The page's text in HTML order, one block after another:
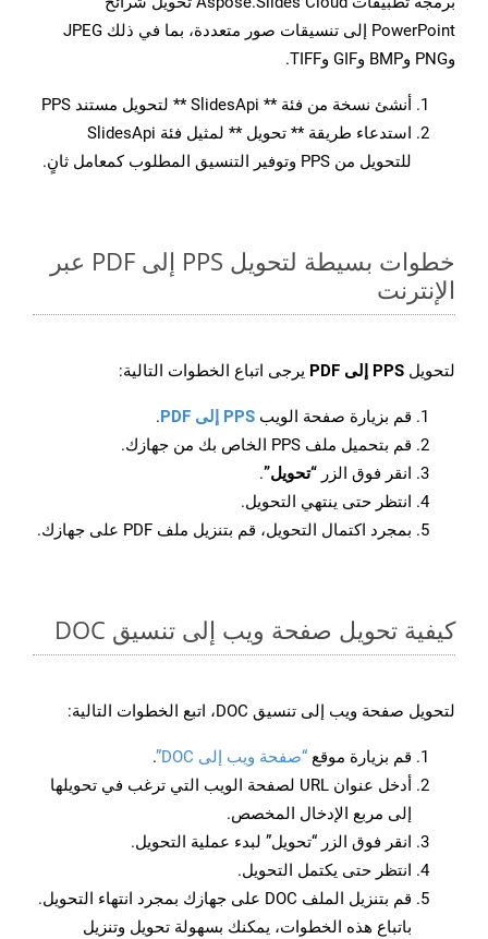
PowerPoint إلى تنسيقات صور متعددة، بما في ذلك JPEG
وPNG وBMP وGIF وTIFF.
أنشئ نسخة من فئة ** SlidesApi ** لتحويل مستند PPS
استدعاء طريقة ** تحويل ** لمثيل فئة SlidesApi
للتحويل من PPS وتوفير التنسيق المطلوب كمعامل ثانٍ.
خطوات بسيطة لتحويل PPS إلى PDF عبر
الإنترنت
لتحويل PPS إلى PDF يرجى اتباع الخطوات التالية:
قم بزيارة صفحة الويب PPS إلى PDF
.
قم بتحميل ملف PPS الخاص بك من جهازك.
انقر فوق الزر “تحويل”.
انتظر حتى ينتهي التحويل.
بمجرد اكتمال التحويل، قم بتنزيل ملف PDF على جهازك.
كيفية تحويل صفحة ويب إلى تنسيق DOC
لتحويل صفحة ويب إلى تنسيق DOC، اتبع الخطوات التالية:
قم بزيارة موقع “صفحة ويب إلى DOC”
.
أدخل عنوان URL لصفحة الويب التي ترغب في تحويلها
إلى مربع الإدخال المخصص.
انقر فوق الزر “تحويل” لبدء عملية التحويل.
انتظر حتى يكتمل التحويل.
قم بتنزيل الملف DOC على جهازك بمجرد انتهاء التحويل.
باتباع هذه الخطوات، يمكنك بسهولة تحويل وتنزيل